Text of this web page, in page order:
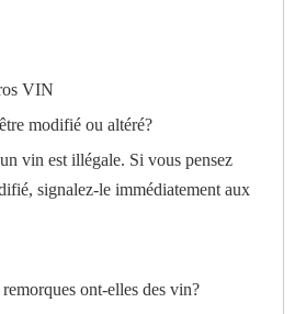
VIN
modifié ou altéré?
vin est illégale. Si vous pensez
signalez-le immédiatement aux
ont-elles des vin?